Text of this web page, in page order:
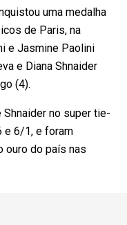
uma medalha
de Paris, na
e Jasmine Paolini
e Diana Shnaider
(4).
Shnaider no super tie-
e 6/1, e foram
ouro do país nas